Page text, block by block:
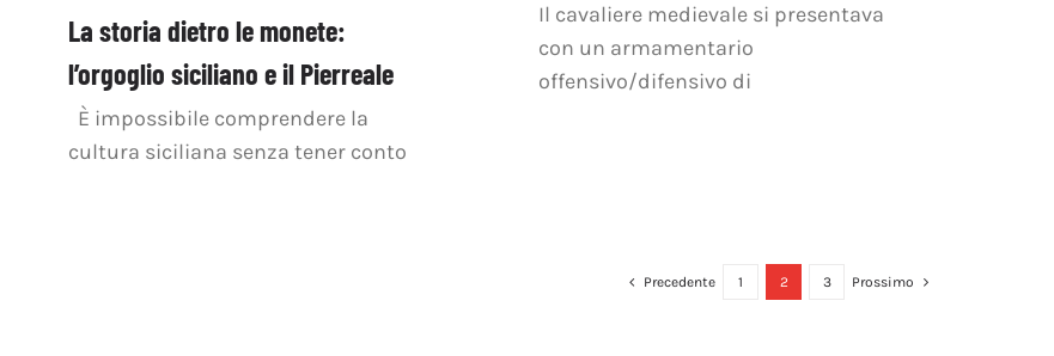
Il cavaliere medievale si presentava
con un armamentario
offensivo/difensivo di
La storia dietro le monete:
l’orgoglio siciliano e il Pierreale
È impossibile comprendere la
cultura siciliana senza tener conto
Precedente 1 2 3 Prossimo